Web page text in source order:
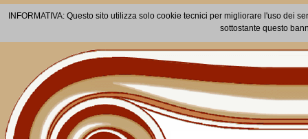
INFORMATIVA: Questo sito utilizza solo cookie tecnici per migliorare l'uso dei
sottostante questo